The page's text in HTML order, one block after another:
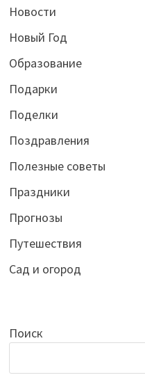
Новости
Новый Год
Образование
Подарки
Поделки
Поздравления
Полезные советы
Праздники
Прогнозы
Путешествия
Сад и огород
Поиск